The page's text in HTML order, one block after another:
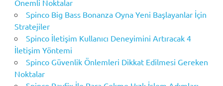
Önemli Noktalar
Spinco Big Bass Bonanza Oyna Yeni Başlayanlar İçin
Stratejiler
Spinco İletişim Kullanıcı Deneyimini Artıracak 4
İletişim Yöntemi
Spinco Güvenlik Önlemleri Dikkat Edilmesi Gereken
Noktalar